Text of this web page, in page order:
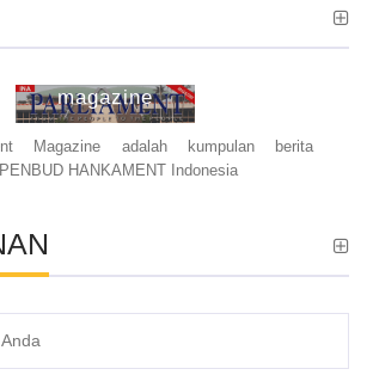
magazine
Magazine adalah kumpulan berita
HANKAMENT Indonesia